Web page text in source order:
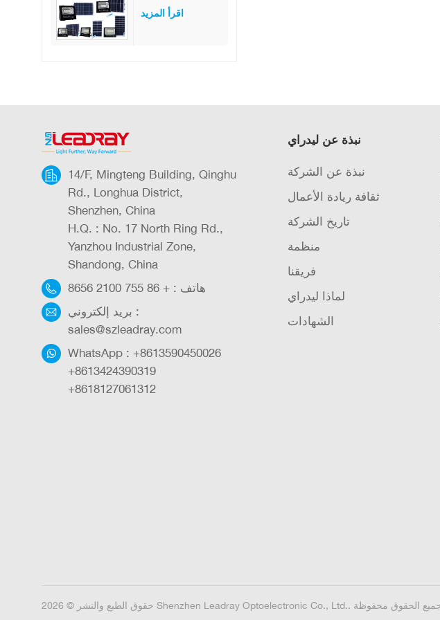
25 وات و40 و60
اقرأ المزيد
14/F, Mingteng Building, Qinghu
Rd., Longhua District,
Shenzhen, China
H.Q. : No. 17 North Ring Rd.,
Yanzhou Industrial Zone,
Shandong, China
هاتف : + 86 755 2100 8656
بريد إلكتروني :
sales@szleadray.com
WhatsApp : +8613590450026
+8613424390319
+8618127061312
نبذة عن ليدراي
نبذة عن الشركة
ثقافة ريادة الأعمال
تاريخ الشركة
منظمة
فريقنا
لماذا ليدراي
الشهادات